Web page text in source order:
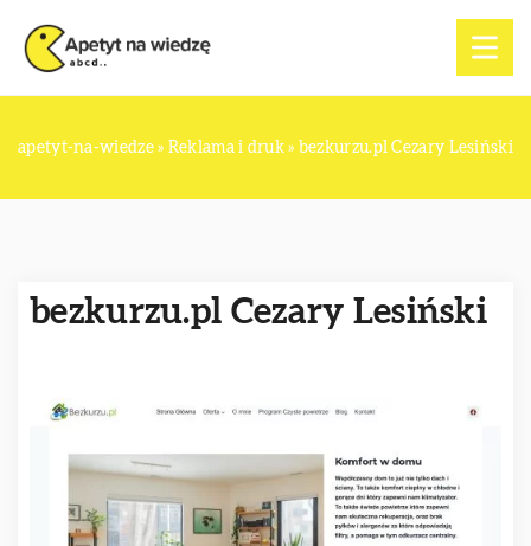
apetyt-na-wiedze» Reklama i druk» bezkurzu.pl Cezary Lesiński
bezkurzu.pl Cezary Lesiński